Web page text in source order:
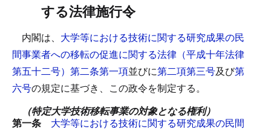
する法律施行令
内閣は、 大学等における技術に関する研究成果の民
間事業者への移転の促進に関する法律（平成十年法律
第五十二号）第二条第一項並びに第二項第三号及び第
六号の規定に基づき、この政令を制定する。
（特定大学技術移転事業の対象となる権利）
第一条 大学等における技術に関する研究成果の民間